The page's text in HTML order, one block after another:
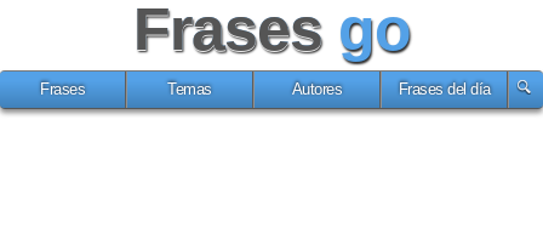
Frases go
Frases Temas Autores Frases del día